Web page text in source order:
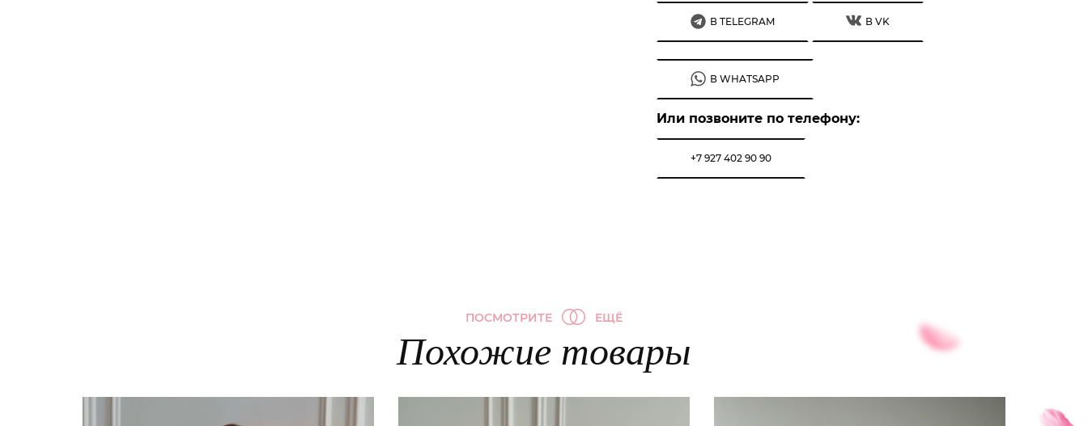
В TELEGRAM В VK
В WHATSAPP
Или позвоните по телефону:
+7 927 402 90 90
ПОСМОТРИТЕ ЕЩЁ
Похожие товары